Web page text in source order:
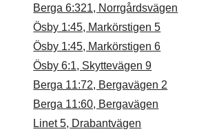
Berga 6:321, Norrgårdsvägen
Ösby 1:45, Markörstigen 5
Ösby 1:45, Markörstigen 6
Ösby 6:1, Skyttevägen 9
Berga 11:72, Bergavägen 2
Berga 11:60, Bergavägen
Linet 5, Drabantvägen